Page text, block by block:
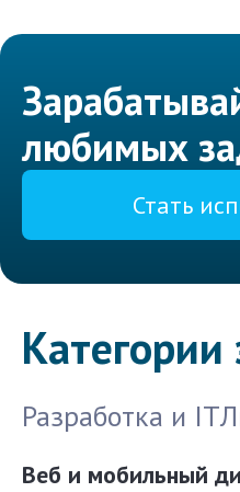
любимых
Стать
Категории
Разработка и IT
Веб и мобильный